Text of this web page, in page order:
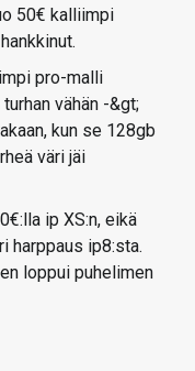
50€ kalliimpi
pro-malli
vähän -&gt;
kun se 128gb
väri jäi
ip XS:n, eikä
harppaus ip8:sta.
loppui puhelimen